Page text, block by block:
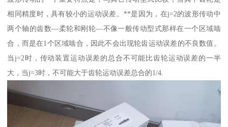
相同精度时，具有较小的运动误差。**是因为，在j=2的波形传动中
两个轴的齿数—柔轮和刚轮—不像一般传动型式那样在一个区域啮
合，而是在1个区域啮合，因此不会出现轮齿运动误差的不良数值。
当j=2时，传动装置运动误差的总合不可能比齿轮运动误差的一半
大，当j=3时，不可能大于齿轮运动误差总合的1/4.